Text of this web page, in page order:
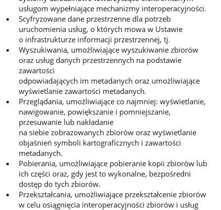
usługom wypełniające mechanizmy interoperacyjności.
Scyfryzowane dane przestrzenne dla potrzeb
uruchomienia usług, o których mowa w Ustawie
o infrastrukturze informacji przestrzennej, tj.
Wyszukiwania, umożliwiające wyszukiwanie zbiorów
oraz usług danych przestrzennych na podstawie
zawartości
odpowiadających im metadanych oraz umożliwiające
wyświetlanie zawartości metadanych.
Przeglądania, umożliwiające co najmniej: wyświetlanie,
nawigowanie, powiększanie i pomniejszanie,
przesuwanie lub nakładanie
na siebie zobrazowanych zbiorów oraz wyświetlanie
objaśnień symboli kartograficznych i zawartości
metadanych.
Pobierania, umożliwiające pobieranie kopii zbiorów lub
ich części oraz, gdy jest to wykonalne, bezpośredni
dostęp do tych zbiorów.
Przekształcania, umożliwiające przekształcenie zbiorów
w celu osiągnięcia interoperacyjności zbiorów i usług